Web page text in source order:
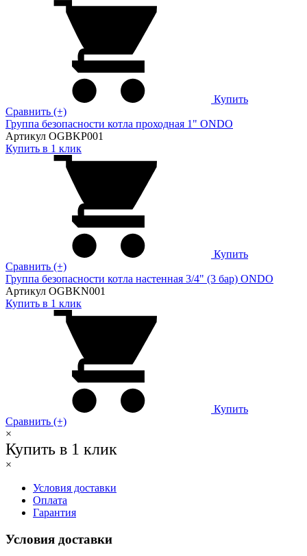
Купить
Сравнить (+)
Группа безопасности котла проходная 1" ONDO
Артикул OGBKP001
Купить в 1 клик
Купить
Сравнить (+)
Группа безопасности котла настенная 3/4" (3 бар) ONDO
Артикул OGBKN001
Купить в 1 клик
Купить
Сравнить (+)
×
Купить в 1 клик
×
Условия доставки
Оплата
Гарантия
Условия доставки